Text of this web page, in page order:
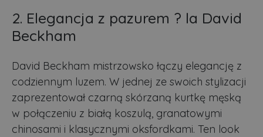
2. Elegancja z pazurem ? la David
Beckham
David Beckham mistrzowsko łączy elegancję z
codziennym luzem. W jednej ze swoich stylizacji
zaprezentował czarną skórzaną kurtkę męską
w połączeniu z białą koszulą, granatowymi
chinosami i klasycznymi oksfordkami. Ten look